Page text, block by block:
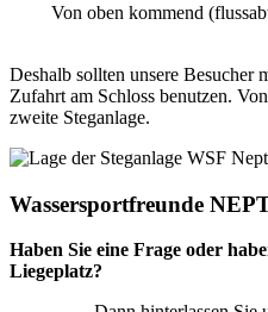
Von oben kommend
Deshalb sollten unsere Besucher
Zufahrt am Schloss benutzen.
zweite Steganlage.
Wassersportfreunde
Haben Sie eine Frage oder
Liegeplatz?